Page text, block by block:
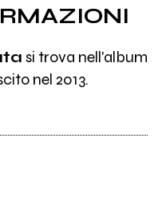
si trova nell'album
nel 2013.